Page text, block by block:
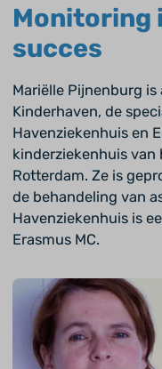
Monitoring
succes
Mariëlle Pijnenburg
Kinderhaven, de
Havenziekenhuis en
kinderziekenhuis van
Rotterdam. Ze is
de behandeling van
Havenziekenhuis is
Erasmus MC.